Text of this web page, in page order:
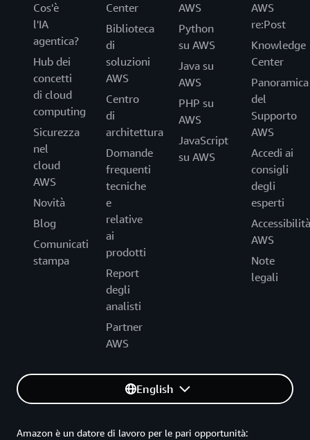
Cos'è
l'IA
agentica?
Hub dei
concetti
di cloud
computing
Sicurezza
nel
cloud
AWS
Novità
Blog
Comunicati
stampa
Center
Biblioteca
di
soluzioni
AWS
Centro
di
architettura
Domande
frequenti
tecniche
e
relative
ai
prodotti
Report
degli
analisti
Partner
AWS
AWS
Python
su AWS
Java su
AWS
PHP su
AWS
JavaScript
su AWS
AWS
re:Post
Knowledge
Center
Panoramica
del
Supporto
AWS
Accedi ai
consigli
degli
esperti
Accessibilità
AWS
Note
legali
English
Amazon è un datore di lavoro per le pari opportunità: